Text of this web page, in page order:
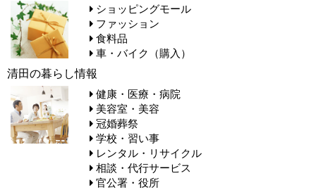
ショッピングモール
ファッション
食料品
車・バイク（購入）
清田の暮らし情報
健康・医療・病院
美容室・美容
冠婚葬祭
学校・習い事
レンタル・リサイクル
相談・代行サービス
官公署・役所